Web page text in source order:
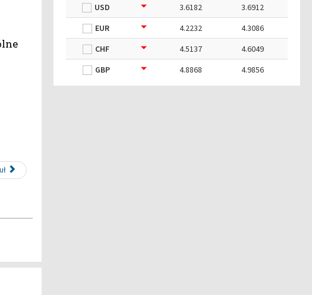
USD
3.6182
3.6912
EUR
4.2232
4.3086
CHF
4.5137
4.6049
GBP
4.8868 4.9856